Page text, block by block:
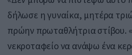
δήλωσε η γυναίκα, μητέρα
πρώην πρωταθλήτρια στίβου.
νεκροταφείο να ανάψω ένα